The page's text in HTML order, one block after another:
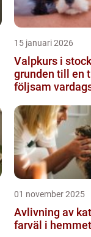
15 januari 2026
Valpkurs i
grunden till en
följsam
01 november 2025
Avlivning av
farväl i